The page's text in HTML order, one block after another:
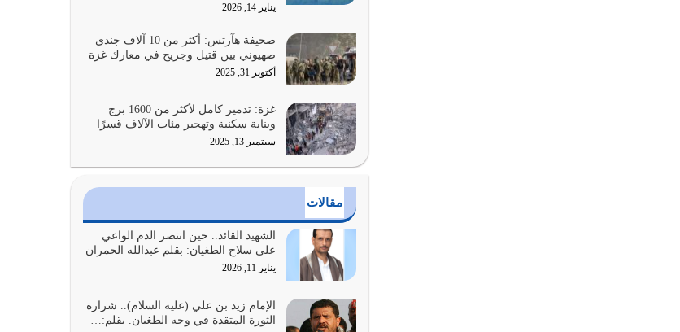
عندما يكون عدوك هو عدو الله معناه أن تكون نقاط
الضعف فيه كثيرة وسينصرك الله عليه إذا…
يوليو 26, 2026
أراد الله لهذه الأمة ان تكون خير امة أخرجت للناس
بالنهوض بالأمر بالمعروف والنهي عن…
يوليو 25, 2026
أي أمة تتفرق في الدين وتتفرق في كيانها معناه أنها
أصبحت أمة عاجزة عن النهوض…
يوليو 23, 2026
يجب أن نعود جميعاً الى القرآن وعندنا أخطاء جميعاً
يناير 14, 2026
صحيفة هآرتس: أكثر من 10 آلاف جندي
صهيوني بين قتيل وجريح في معارك غزة
أكتوبر 31, 2025
غزة: تدمير كامل لأكثر من 1600 برج
وبناية سكنية وتهجير مئات الآلاف قسرًا
سبتمبر 13, 2025
مقالات
الشهيد القائد.. حين انتصر الدم الواعي
على سلاح الطغيان: بقلم عبدالله الحمران
يناير 11, 2026
الإمام زيد بن علي (عليه السلام).. شرارة
الثورة المتقدة في وجه الطغيان. بقلم:…